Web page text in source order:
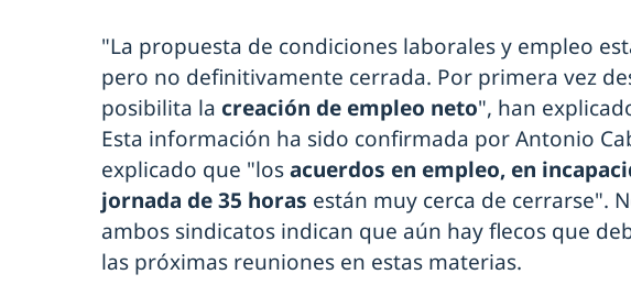
"La propuesta de condiciones laborales y empleo
pero no definitivamente cerrada. Por primera vez
posibilita la creación de empleo neto", han
Esta información ha sido confirmada por Antonio
explicado que "losacuerdos en empleo, en
jornada de 35 horas están muy cerca de cerrarse".
ambos sindicatos indican que aún hay flecos que
las próximas reuniones en estas materias.